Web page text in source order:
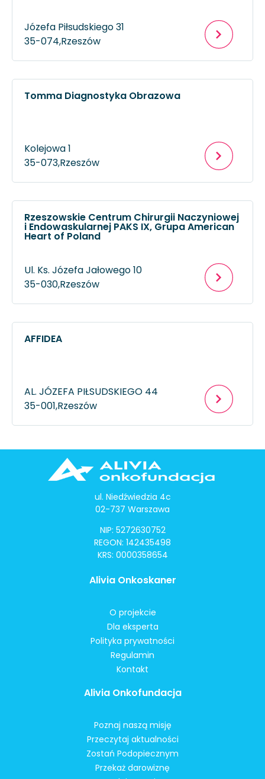
Józefa Piłsudskiego 31
35-074,Rzeszów
Tomma Diagnostyka Obrazowa
Kolejowa 1
35-073,Rzeszów
Rzeszowskie Centrum Chirurgii Naczyniowej
i Endowaskularnej PAKS IX, Grupa American
Heart of Poland
Ul. Ks. Józefa Jałowego 10
35-030,Rzeszów
AFFIDEA
AL. JÓZEFA PIŁSUDSKIEGO 44
35-001,Rzeszów
ul. Niedźwiedzia 4c
02-737 Warszawa
NIP: 5272630752
REGON: 142435498
KRS: 0000358654
Alivia Onkoskaner
O projekcie
Dla eksperta
Polityka prywatności
Regulamin
Kontakt
Alivia Onkofundacja
Poznaj naszą misję
Przeczytaj aktualności
Zostań Podopiecznym
Przekaż darowiznę